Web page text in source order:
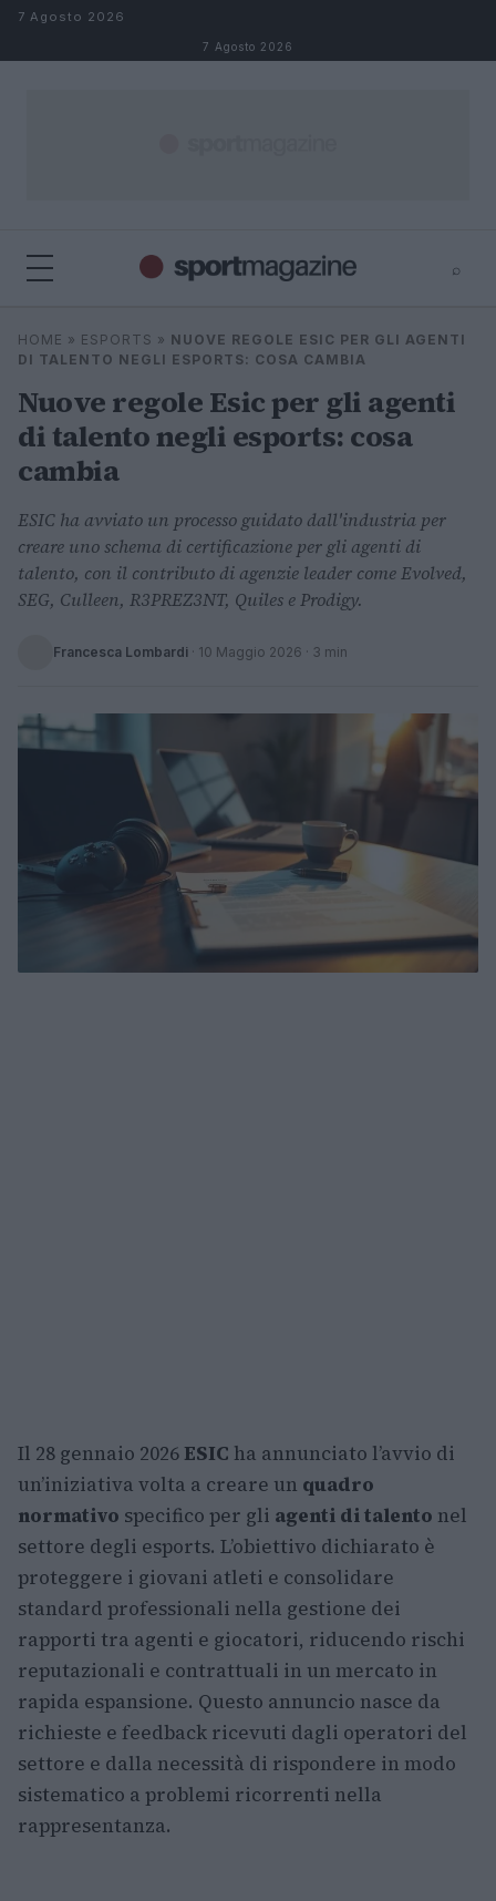
Salta al contenuto
7 Agosto 2026
7 Agosto 2026
⌕
Cerca
⌕ ×
HOME » ESPORTS » NUOVE REGOLE ESIC PER GLI AGENTI
DI TALENTO NEGLI ESPORTS: COSA CAMBIA
Nuove regole Esic per gli agenti
di talento negli esports: cosa
cambia
ESIC ha avviato un processo guidato dall'industria per
creare uno schema di certificazione per gli agenti di
talento, con il contributo di agenzie leader come Evolved,
SEG, Culleen, R3PREZ3NT, Quiles e Prodigy.
Francesca Lombardi · 10 Maggio 2026 · 3 min
Il 28 gennaio 2026 ESIC ha annunciato l’avvio di
un’iniziativa volta a creare un quadro
normativo specifico per gli agenti di talento nel
settore degli esports. L’obiettivo dichiarato è
proteggere i giovani atleti e consolidare
standard professionali nella gestione dei
rapporti tra agenti e giocatori, riducendo rischi
reputazionali e contrattuali in un mercato in
rapida espansione. Questo annuncio nasce da
richieste e feedback ricevuti dagli operatori del
settore e dalla necessità di rispondere in modo
sistematico a problemi ricorrenti nella
rappresentanza.